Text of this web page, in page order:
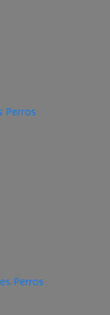
Perros
Perros